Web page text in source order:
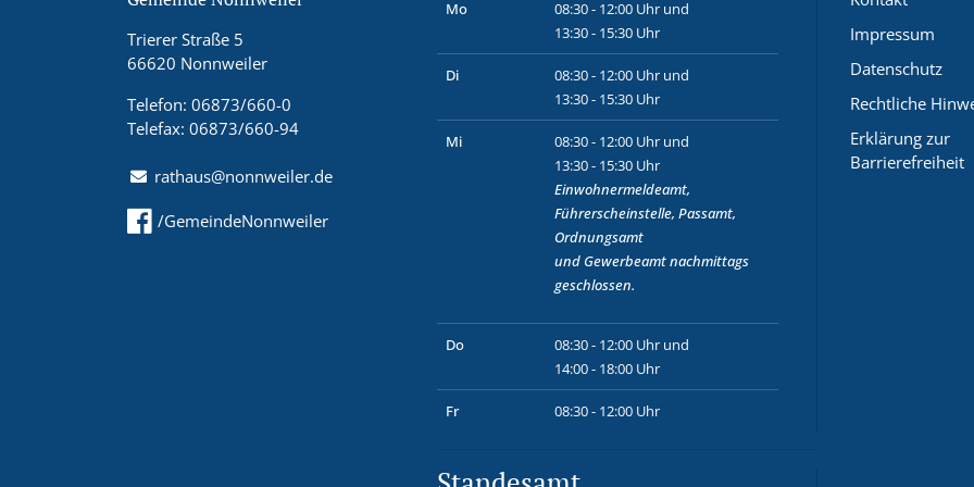
Trierer Straße 5
66620 Nonnweiler
Telefon: 06873/660-0
Telefax: 06873/660-94
rathaus@nonnweiler.de
/GemeindeNonnweiler
Mo
08:30 - 12:00 Uhr und
13:30 - 15:30 Uhr
Di
08:30 - 12:00 Uhr und
13:30 - 15:30 Uhr
Mi
08:30 - 12:00 Uhr und
13:30 - 15:30 Uhr
Einwohnermeldeamt,
Führerscheinstelle, Passamt,
Ordnungsamt
und Gewerbeamtnachmittags
geschlossen.
Do
08:30 - 12:00 Uhr und
14:00 - 18:00 Uhr
Fr 08:30 - 12:00 Uhr
Impressum
Datenschutz
Rechtliche
Erklärung zur
Barrierefreiheit